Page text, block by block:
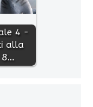
4 -
alla
8…